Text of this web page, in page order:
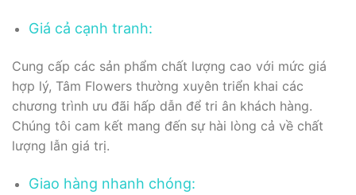
Giá cả cạnh tranh:
Cung cấp các sản phẩm chất lượng cao với mức giá
hợp lý, Tâm Flowers thường xuyên triển khai các
chương trình ưu đãi hấp dẫn để tri ân khách hàng.
Chúng tôi cam kết mang đến sự hài lòng cả về chất
lượng lẫn giá trị.
Giao hàng nhanh chóng: